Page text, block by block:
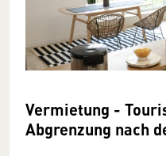
Vermietung -
Ab­grenzung nach